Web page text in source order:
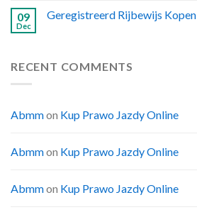
09
Dec
Geregistreerd Rijbewijs Kopen
RECENT COMMENTS
Abmmon Kup Prawo Jazdy Online
Abmmon Kup Prawo Jazdy Online
Abmmon Kup Prawo Jazdy Online